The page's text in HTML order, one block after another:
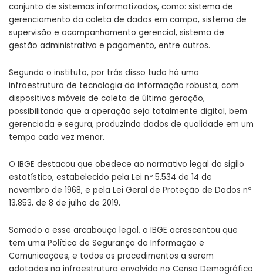
conjunto de sistemas informatizados, como: sistema de
gerenciamento da coleta de dados em campo, sistema de
supervisão e acompanhamento gerencial, sistema de
gestão administrativa e pagamento, entre outros.
Segundo o instituto, por trás disso tudo há uma
infraestrutura de tecnologia da informação robusta, com
dispositivos móveis de coleta de última geração,
possibilitando que a operação seja totalmente digital, bem
gerenciada e segura, produzindo dados de qualidade em um
tempo cada vez menor.
O IBGE destacou que obedece ao normativo legal do sigilo
estatístico, estabelecido pela Lei nº 5.534 de 14 de
novembro de 1968, e pela Lei Geral de Proteção de Dados nº
13.853, de 8 de julho de 2019.
Somado a esse arcabouço legal, o IBGE acrescentou que
tem uma Política de Segurança da Informação e
Comunicações, e todos os procedimentos a serem
adotados na infraestrutura envolvida no Censo Demográfico